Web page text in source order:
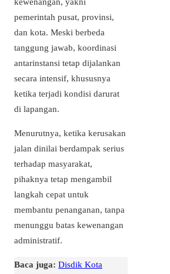
pemerintah pusat, provinsi,
dan kota. Meski berbeda
tanggung jawab, koordinasi
antarinstansi tetap dijalankan
secara intensif, khususnya
ketika terjadi kondisi darurat
di lapangan.
Menurutnya, ketika kerusakan
jalan dinilai berdampak serius
terhadap masyarakat,
pihaknya tetap mengambil
langkah cepat untuk
membantu penanganan, tanpa
menunggu batas kewenangan
administratif.
Baca juga: Disdik Kota